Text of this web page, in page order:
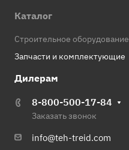
Каталог
Строительное оборудование
Запчасти и комплектующие
Дилерам
8-800-500-17-84
Заказать звонок
info@teh-treid.com